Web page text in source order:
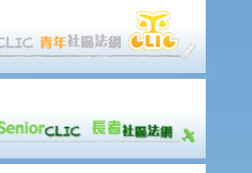
结束之后发布前伴侣的私密影像是否需要承担法
胁发布他人的「深度伪造」私密影像又是否需要
受害人同意而被发布的私密影像又是否需要承担